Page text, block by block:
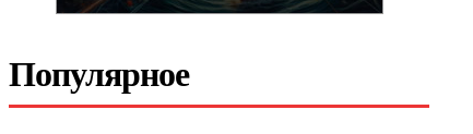
Популярное